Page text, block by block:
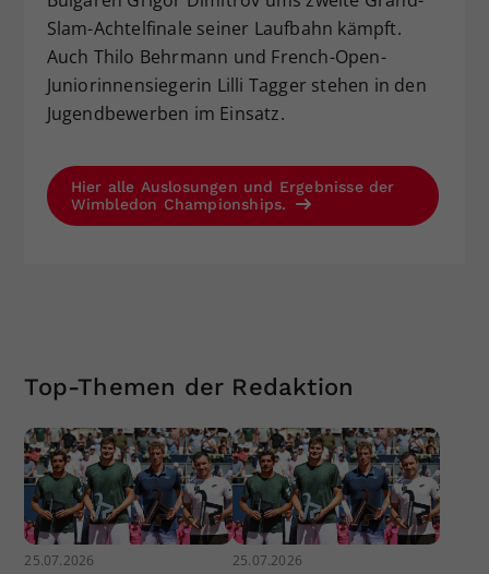
Slam-Achtelfinale seiner Laufbahn kämpft.
Auch Thilo Behrmann und French-Open-
Juniorinnensiegerin Lilli Tagger stehen in den
Jugendbewerben im Einsatz.
Hier alle Auslosungen und Ergebnisse der
Wimbledon Championships.
Top-Themen der Redaktion
25.07.2026 25.07.2026